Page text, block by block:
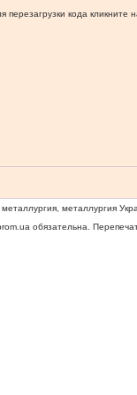
кода кликните
металлургия
обязательна.